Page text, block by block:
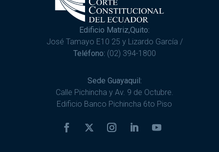
Edificio Matriz,Quito:
José Tamayo E10 25 y Lizardo García /
Teléfono: (02) 394-1800
Sede Guayaquil:
Calle Pichincha y Av. 9 de Octubre.
Edificio Banco Pichincha 6to Piso